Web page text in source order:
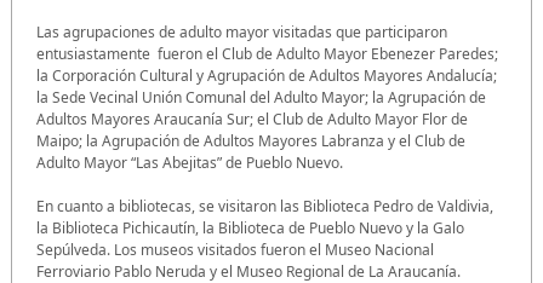
Las agrupaciones de adulto mayor visitadas que participaron
entusiastamente fueron el Club de Adulto Mayor Ebenezer Paredes;
la Corporación Cultural y Agrupación de Adultos Mayores Andalucía;
la Sede Vecinal Unión Comunal del Adulto Mayor; la Agrupación de
Adultos Mayores Araucanía Sur; el Club de Adulto Mayor Flor de
Maipo; la Agrupación de Adultos Mayores Labranza y el Club de
Adulto Mayor “Las Abejitas” de Pueblo Nuevo.
En cuanto a bibliotecas, se visitaron las Biblioteca Pedro de Valdivia,
la Biblioteca Pichicautín, la Biblioteca de Pueblo Nuevo y la Galo
Sepúlveda. Los museos visitados fueron el Museo Nacional
Ferroviario Pablo Neruda y el Museo Regional de La Araucanía.